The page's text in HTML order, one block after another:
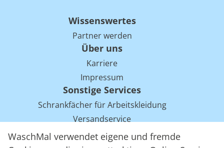
WaschMal verwendet eigene und fremde
Wissenswertes
Partner werden
Über uns
Karriere
Impressum
Sonstige Services
Schrankfächer für Arbeitskleidung
Versandservice
Einsparpotentiale für Mietwäsche bei Arbeitskleidung